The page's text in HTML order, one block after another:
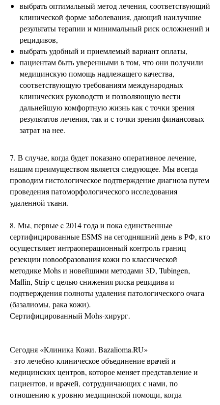
выбрать оптимальный метод лечения, соответствующий
клинической форме заболевания, дающий наилучшие
результаты терапии и минимальный риск осложнений и
рецидивов,
выбрать удобный и приемлемый вариант оплаты,
пациентам быть уверенными в том, что они получили
медицинскую помощь надлежащего качества,
соответствующую требованиям международных
клинических руководств и позволяющую вести
дальнейшую комфортную жизнь как с точки зрения
результатов лечения, так и с точки зрения финансовых
затрат на нее.
7. В случае, когда будет показано оперативное лечение,
нашим преимуществом является следующее. Мы всегда
проводим гистологическое подтверждение диагноза путем
проведения патоморфологического исследования
удаленной ткани.
8. Мы, первые c 2014 года и пока единственные
сертифицированные ESMS на сегодняшний день в РФ, кто
осуществляет интраоперационный контроль границ
резекции новообразования кожи по классической
методике Mohs и новейшими методами 3D, Tubingen,
Maffin, Strip с целью снижения риска рецидива и
подтверждения полноты удаления патологического очага
(базалиомы, рака кожи).
Сертифицированный Mohs-хирург.
Сегодня «Клиника Кожи. Bazalioma.RU»
- это лечебно-клиническое объединение врачей и
медицинских центров, которое меняет представление и
пациентов, и врачей, сотрудничающих с нами, по
отношению к уровню медицинской помощи, когда